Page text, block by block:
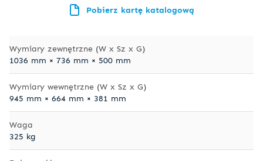
Pobierz kartę katalogową
Wymiary zewnętrzne (W x Sz x G)
1036 mm × 736 mm × 500 mm
Wymiary wewnętrzne (W x Sz x G)
945 mm × 664 mm × 381 mm
Waga
325 kg